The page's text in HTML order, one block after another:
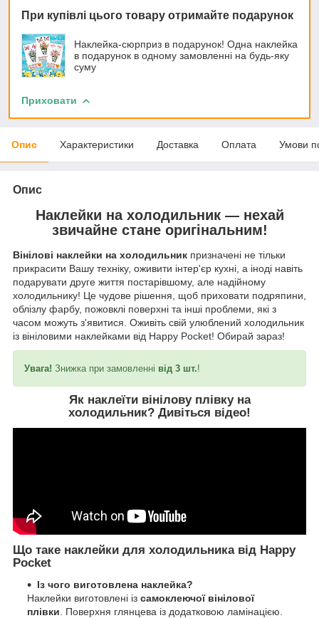
При купівлі цього товару отримайте подарунок
Наклейка-сюрприз в подарунок! Одна наклейка
в подарунок в одному замовленні на будь-яку
суму
Приховати
Опис Характеристики Доставка Оплата Умови
Опис
Наклейки на холодильник — нехай
звичайне стане оригінальним!
Вінілові наклейки на холодильник призначені не тільки
прикрасити Вашу техніку, оживити інтер'єр кухні, а іноді навіть
подарувати друге життя постарівшому, але надійному
холодильнику! Це чудове рішення, щоб приховати подряпини,
облізлу фарбу, пожовклі поверхні та інші проблеми, які з
часом можуть з'явитися. Оживіть свій улюблений холодильник
із вініловими наклейками від Happy Pocket! Обирай зараз!
Увага! Знижка при замовленні від 3 шт.!
Як наклеїти вінілову плівку на
холодильник? Дивіться відео!
Що таке наклейки для холодильника від Happy
Pocket
Із чого виготовлена наклейка?
Наклейки виготовлені із самоклеючої вінілової
плівки . Поверхня глянцева із додатковою ламінацією.